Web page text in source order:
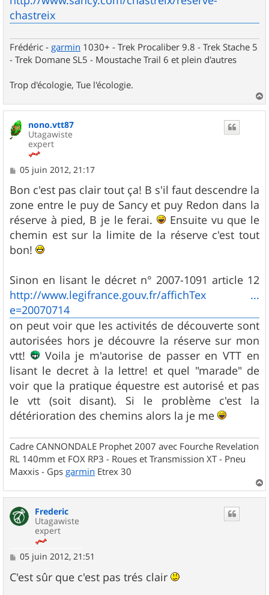
chastreix
Frédéric - garmin 1030+ - Trek Procaliber 9.8 - Trek Stache 5
- Trek Domane SL5 - Moustache Trail 6 et plein d'autres
Trop d'écologie, Tue l'écologie.
a
nono.vtt87
Utagawiste
expert
M
s
s
a
g
e
05 juin 2012, 21:17
Bon c'est pas clair tout ça! B s'il faut descendre la
zone entre le puy de Sancy et puy Redon dans la
réserve à pied, B je le ferai.
Ensuite vu que le
chemin est sur la limite de la réserve c'est tout
bon!
Sinon en lisant le décret n° 2007-1091 article 12
http://www.legifrance.gouv.fr/affichTex ...
e=20070714
on peut voir que les activités de découverte sont
autorisées hors je découvre la réserve sur mon
vtt!
Voila je m'autorise de passer en VTT en
lisant le decret à la lettre! et quel "marade" de
voir que la pratique équestre est autorisé et pas
le vtt (soit disant). Si le problème c'est la
détérioration des chemins alors la je me
Cadre CANNONDALE Prophet 2007 avec Fourche Revelation
RL 140mm et FOX RP3 - Roues et Transmission XT - Pneu
Maxxis - Gps garmin Etrex 30
a
Frederic
Utagawiste
expert
M
s
s
05 juin 2012, 21:51
C'est sûr que c'est pas trés clair